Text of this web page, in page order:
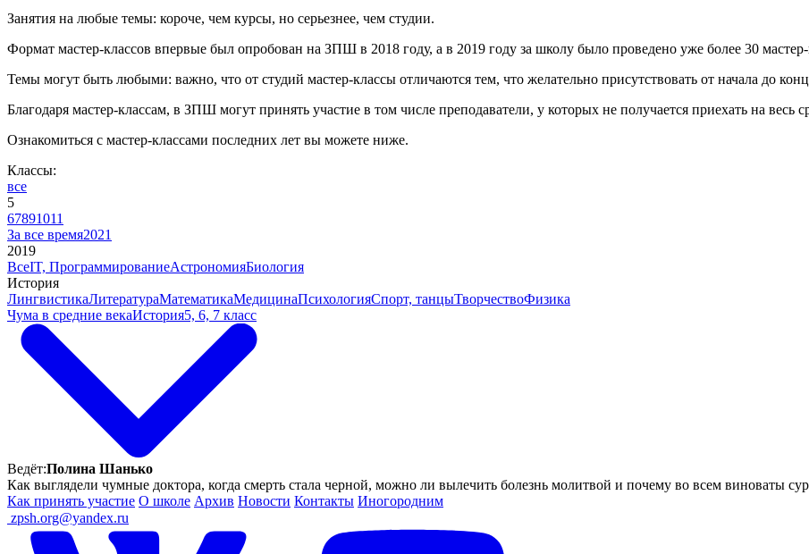
Занятия на любые темы: короче, чем курсы, но серьезнее, чем студии.
Формат мастер-классов впервые был опробован на ЗПШ в 2018 году, а в 2019 году за школу было проведено уже более 30 мастер-
Темы могут быть любыми: важно, что от студий мастер-классы отличаются тем, что желательно присутствовать от начала до
Благодаря мастер-классам, в ЗПШ могут принять участие в том числе преподаватели, у которых не получается приехать на весь
Ознакомиться с мастер-классами последних лет вы можете ниже.
Классы:
все
5
67891011
За все время2021
2019
ВсеIT, ПрограммированиеАстрономияБиология
История
ЛингвистикаЛитератураМатематикаМедицинаПсихологияСпорт, танцыТворчествоФизика
Чума в средние векаИстория5, 6, 7 класс
Ведёт:Полина Шанько
Как выглядели чумные доктора, когда смерть стала черной, можно ли вылечить болезнь молитвой и почему во всем виноваты
Как принять участие О школе Архив Новости Контакты Иногородним
zpsh.org@yandex.ru